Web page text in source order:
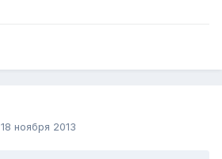
18 ноября 2013